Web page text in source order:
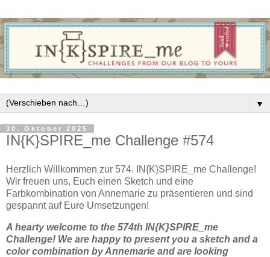
▼
30. Oktober 2025
IN{K}SPIRE_me Challenge #574
Herzlich Willkommen zur 574. IN{K}SPIRE_me Challenge!
Wir freuen uns, Euch einen Sketch und eine
Farbkombination von Annemarie zu präsentieren und sind
gespannt auf Eure Umsetzungen!
A hearty welcome to the 574th IN{K}SPIRE_me
Challenge! We are happy to present you a sketch and a
color combination by Annemarie and are looking